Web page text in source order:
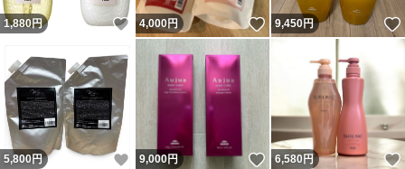
1,880円 いいね！
4,000円 いいね！
9,450円
5,800円 いいね！
9,000円 いいね！
6,580円